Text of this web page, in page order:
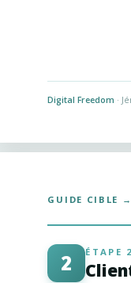
Digital Freedom ·
GUIDE CIBLE
2 ÉTAPE 2